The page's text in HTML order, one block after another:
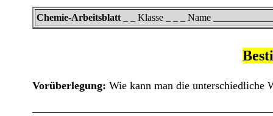
Chemie-Arbeitsblatt _ _ Klasse _ _ _ Name
Vorüberlegung: Wie kann man die unterschiedliche